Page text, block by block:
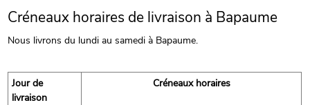
Créneaux horaires de livraison à Bapaume
Nous livrons du lundi au samedi à Bapaume.
Jour de
livraison
Créneaux horaires